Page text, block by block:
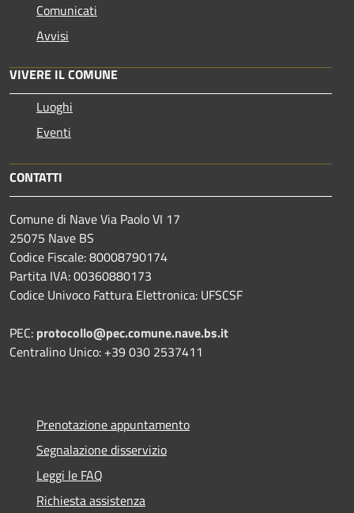
Comunicati
Avvisi
VIVERE IL COMUNE
Luoghi
Eventi
CONTATTI
Comune di Nave Via Paolo VI 17
25075 Nave BS
Codice Fiscale: 80008790174
Partita IVA: 00360880173
Codice Univoco Fattura Elettronica: UFSCSF
PEC: protocollo@pec.comune.nave.bs.it
Centralino Unico: +39 030 2537411
Prenotazione appuntamento
Segnalazione disservizio
Leggi le FAQ
Richiesta assistenza